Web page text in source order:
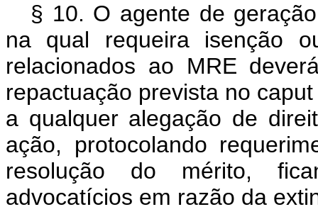
§ 10. O agente de
na qual requeira isenção
relacionados ao MRE
repactuação prevista no
a qualquer alegação de
ação, protocolando
resolução do mérito,
advocatícios em razão da